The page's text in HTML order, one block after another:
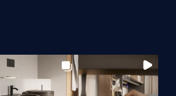
arrivaient.
Nous
avons